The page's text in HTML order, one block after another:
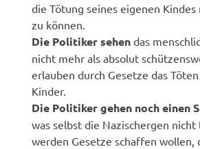
die Tötung seines eigenen
zu können.
Die Politiker sehendas
nicht mehr als absolut
erlauben durch Gesetze das
Kinder.
Die Politiker gehen noch einen
was selbst die Nazischergen
werden Gesetze schaffen wollen,